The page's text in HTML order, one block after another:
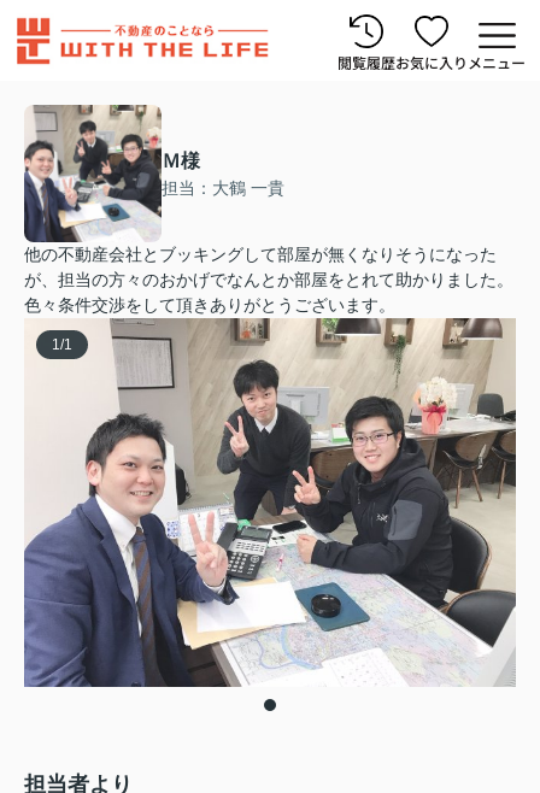
閲覧履歴お気に入り メニュー
Ｍ様
担当：大鶴 一貴
他の不動産会社とブッキングして部屋が無くなりそうになった
が、担当の方々のおかげでなんとか部屋をとれて助かりました。
色々条件交渉をして頂きありがとうございます。
1/1
担当者より